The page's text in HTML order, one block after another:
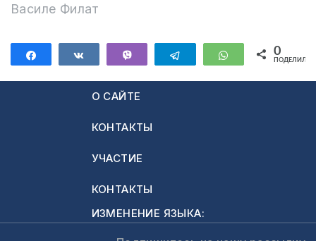
Василе Филат
ПоделитьсяПоделиться Telegram WhatsApp
0
О САЙТЕ
КОНТАКТЫ
УЧАСТИЕ
КОНТАКТЫ
ИЗМЕНЕНИЕ ЯЗЫКА: